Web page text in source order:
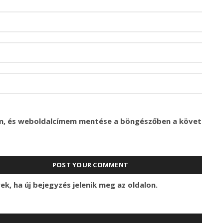
és weboldalcímem mentése a böngészőben a
ha új bejegyzés jelenik meg az oldalon.